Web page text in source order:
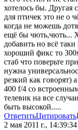
хотелось бы. Другая
для птичек это не о
когда не можешь
ещё бы чють,чють...
добавить но всё
хороший фикс то
стаб что поверьте
нужна
резкий как
400 f/4 со
телевик на все
быть высокой.....
ОтветитьЦитировать
2 мая 2011 г., 14:39:34